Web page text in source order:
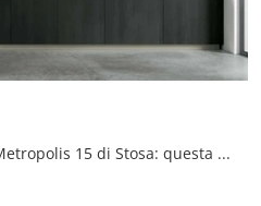
Scopri di più sulla cucina Metropolis 15 di Stosa: questa soluzione in Pet sarà la scelta ideale per te!